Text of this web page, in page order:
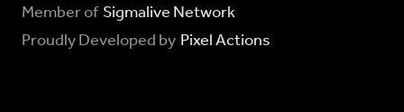
Member of Sigmalive Network
Proudly Developed by Pixel Actions